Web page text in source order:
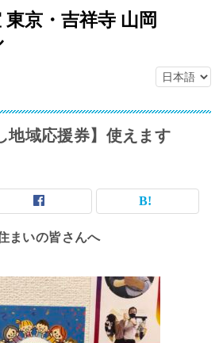
京・吉祥寺 山岡
地域応援券】使えます
まいの皆さんへ